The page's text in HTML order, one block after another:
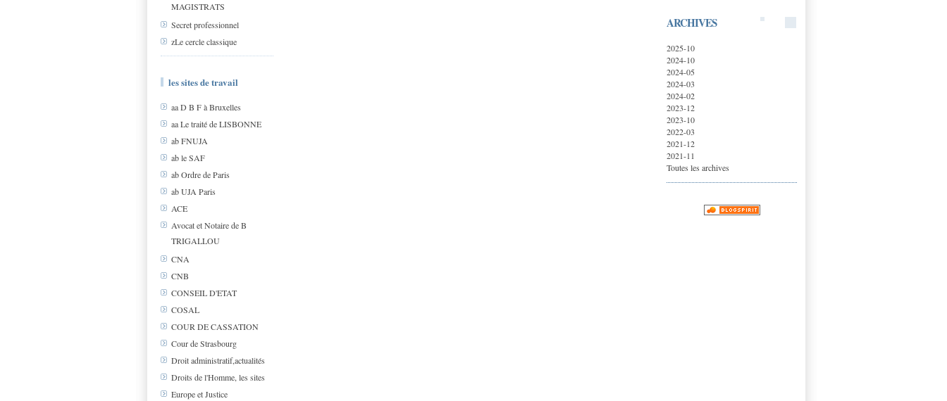
MAGISTRATS
Secret professionnel
zLe cercle classique
les sites de travail
aa D B F à Bruxelles
aa Le traité de LISBONNE
ab FNUJA
ab le SAF
ab Ordre de Paris
ab UJA Paris
ACE
Avocat et Notaire de B
TRIGALLOU
CNA
CNB
CONSEIL D'ETAT
COSAL
COUR DE CASSATION
Cour de Strasbourg
Droit administratif,actualités
Droits de l'Homme, les sites
Europe et Justice
ARCHIVES
2025-10
2024-10
2024-05
2024-03
2024-02
2023-12
2023-10
2022-03
2021-12
2021-11
Toutes les archives